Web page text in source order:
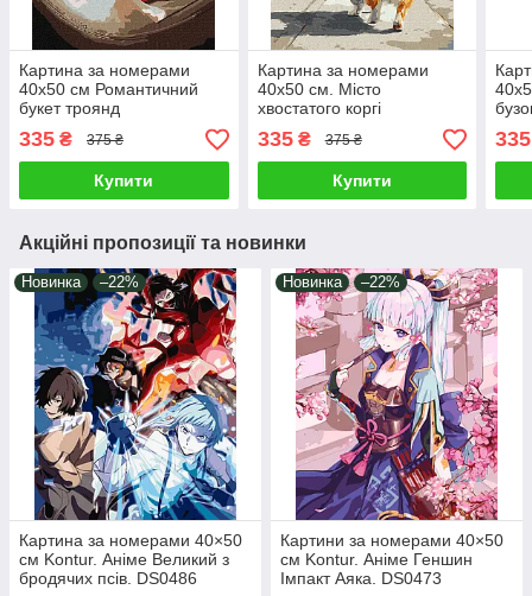
Картина за номерами
40х50 см Романтичний
букет троянд
KHO3337
335 ₴ 375 ₴
Купити
Картина за номерами
40х50 см. Місто
хвостатого коргі
KHO6965
335₴ 375 ₴
Купити
335
Акційні пропозиції та новинки
Новинка –22%
Картина за номерами 40×50
см Kontur. Аніме Великий з
бродячих псів. DS0486
Новинка –22%
Картини за номерами 40×50
см Kontur. Аніме Геншин
Імпакт Аяка. DS0473